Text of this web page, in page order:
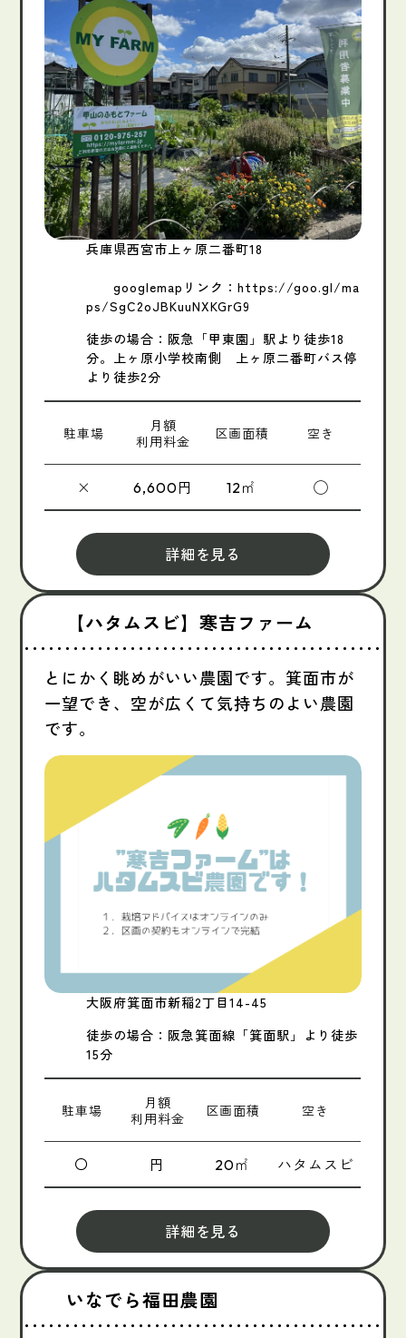
兵庫県西宮市上ヶ原二番町18
googlemapリンク：https://goo.gl/ma
ps/SgC2oJBKuuNXKGrG9
徒歩の場合：阪急「甲東園」駅より徒歩18
分。上ヶ原小学校南側 上ヶ原二番町バス停
より徒歩2分
駐車場
月額
利用料金
区画面積 空き
× 6,600円 12㎡ ◯
詳細を見る
【ハタムスビ】寒吉ファーム
とにかく眺めがいい農園です。箕面市が
一望でき、空が広くて気持ちのよい農園
です。
大阪府箕面市新稲2丁目14-45
徒歩の場合：阪急箕面線「箕面駅」より徒歩
15分
駐車場
月額
利用料金
区画面積 空き
〇 円 20㎡ ハタムスビ
詳細を見る
いなでら福田農園